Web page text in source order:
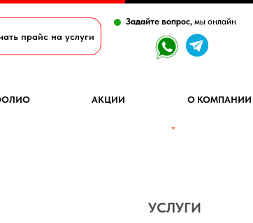
прайс на услуги
Задайте вопрос, мы онлайн
О КОМПАНИИ
АКЦИИ
УСЛУГИ